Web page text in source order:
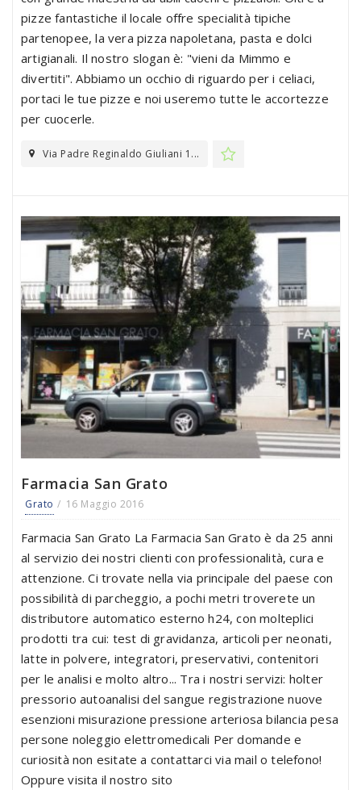
pizze fantastiche il locale offre specialità tipiche
partenopee, la vera pizza napoletana, pasta e dolci
artigianali. Il nostro slogan è: "vieni da Mimmo e
divertiti". Abbiamo un occhio di riguardo per i celiaci,
portaci le tue pizze e noi useremo tutte le accortezze
per cuocerle.
Via Padre Reginaldo Giuliani 1...
Farmacia San Grato
Grato 16 Maggio 2016
Farmacia San Grato La Farmacia San Grato è da 25 anni
al servizio dei nostri clienti con professionalità, cura e
attenzione. Ci trovate nella via principale del paese con
possibilità di parcheggio, a pochi metri troverete un
distributore automatico esterno h24, con molteplici
prodotti tra cui: test di gravidanza, articoli per neonati,
latte in polvere, integratori, preservativi, contenitori
per le analisi e molto altro... Tra i nostri servizi: holter
pressorio autoanalisi del sangue registrazione nuove
esenzioni misurazione pressione arteriosa bilancia pesa
persone noleggio elettromedicali Per domande e
curiosità non esitate a contattarci via mail o telefono!
Oppure visita il nostro sito